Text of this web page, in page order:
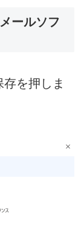
ールソフ
を押しま